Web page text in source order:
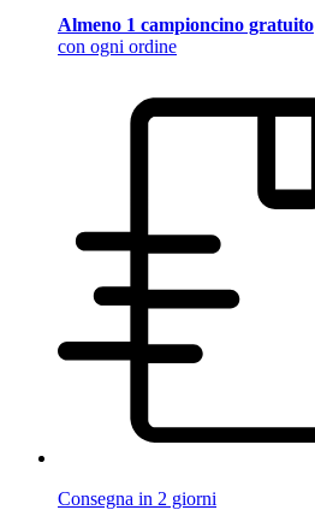
Almeno 1 campioncino gratuito
con ogni ordine
Consegna in 2 giorni